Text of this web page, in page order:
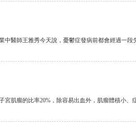
中醫師王雅秀今天說，憂鬱症發病前都會經過一段
宮肌瘤的比率20%，除容易出血外，肌瘤體積小、